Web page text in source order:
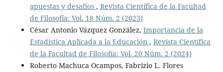
apuestas y desafíos , Revista Científica de la Facultad
de Filosofía: Vol. 18 Núm. 2 (2023)
César Antonio Vázquez González, Importancia de la
Estadística Aplicada a la Educación , Revista Científica
de la Facultad de Filosofía: Vol. 20 Núm. 2 (2024)
Roberto Machuca Ocampos, Fabrizio L. Flores